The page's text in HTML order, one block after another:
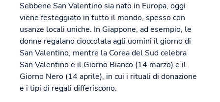
Sebbene San Valentino sia nato in Europa, oggi
viene festeggiato in tutto il mondo, spesso con
usanze locali uniche. In Giappone, ad esempio, le
donne regalano cioccolata agli uomini il giorno di
San Valentino, mentre la Corea del Sud celebra
San Valentino e il Giorno Bianco (14 marzo) e il
Giorno Nero (14 aprile), in cui i rituali di donazione
e i tipi di regali differiscono.